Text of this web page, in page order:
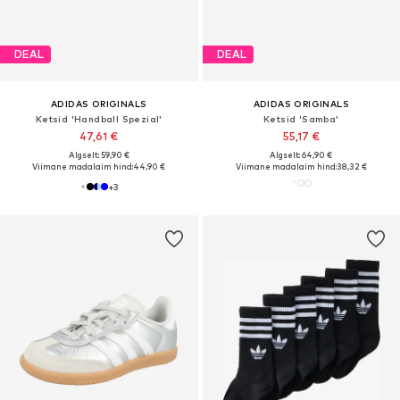
DEAL
ADIDAS ORIGINALS
Ketsid 'Handball Spezial'
47,61 €
Algselt: 59,90 €
Viimane madalaim hind:44,90 €
+3
DEAL
ADIDAS ORIGINALS
Ketsid 'Samba'
55,17 €
Algselt: 64,90 €
Viimane madalaim hind:38,32 €